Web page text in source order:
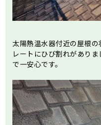
太陽熱温水器付近の屋根
レートにひび割れがあり
で一安心です。